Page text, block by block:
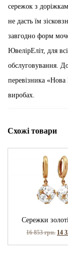
сережок з
не дасть їм
завгодно форм
ЮвелірЕліт, для
обслуговування.
перевізника
виробах.
Схожі товари
Сережки
16 853грн. 14